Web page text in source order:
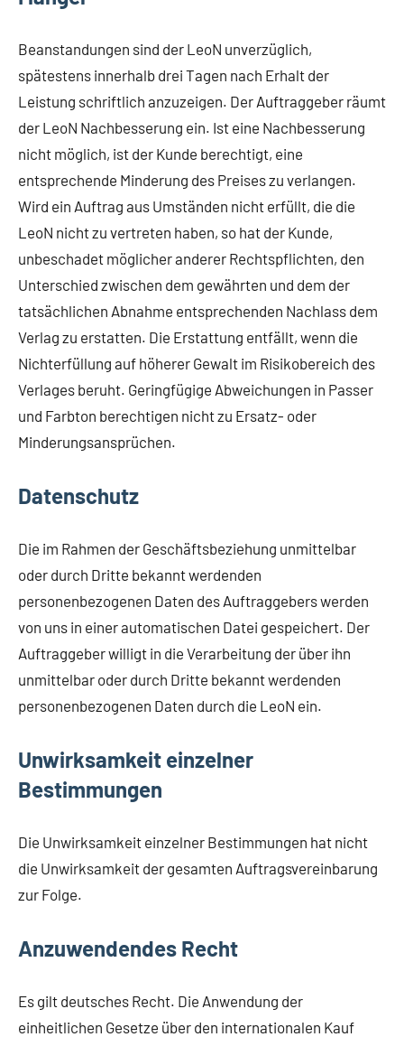
Beanstandungen sind der LeoN unverzüglich,
spätestens innerhalb drei Tagen nach Erhalt der
Leistung schriftlich anzuzeigen. Der Auftraggeber räumt
der LeoN Nachbesserung ein. Ist eine Nachbesserung
nicht möglich, ist der Kunde berechtigt, eine
entsprechende Minderung des Preises zu verlangen.
Wird ein Auftrag aus Umständen nicht erfüllt, die die
LeoN nicht zu vertreten haben, so hat der Kunde,
unbeschadet möglicher anderer Rechtspflichten, den
Unterschied zwischen dem gewährten und dem der
tatsächlichen Abnahme entsprechenden Nachlass dem
Verlag zu erstatten. Die Erstattung entfällt, wenn die
Nichterfüllung auf höherer Gewalt im Risikobereich des
Verlages beruht. Geringfügige Abweichungen in Passer
und Farbton berechtigen nicht zu Ersatz- oder
Minderungsansprüchen.
Datenschutz
Die im Rahmen der Geschäftsbeziehung unmittelbar
oder durch Dritte bekannt werdenden
personenbezogenen Daten des Auftraggebers werden
von uns in einer automatischen Datei gespeichert. Der
Auftraggeber willigt in die Verarbeitung der über ihn
unmittelbar oder durch Dritte bekannt werdenden
personenbezogenen Daten durch die LeoN ein.
Unwirksamkeit einzelner
Bestimmungen
Die Unwirksamkeit einzelner Bestimmungen hat nicht
die Unwirksamkeit der gesamten Auftragsvereinbarung
zur Folge.
Anzuwendendes Recht
Es gilt deutsches Recht. Die Anwendung der
einheitlichen Gesetze über den internationalen Kauf